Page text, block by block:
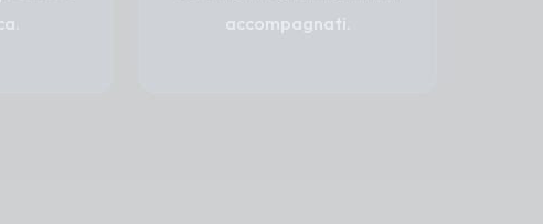
accompagnati.